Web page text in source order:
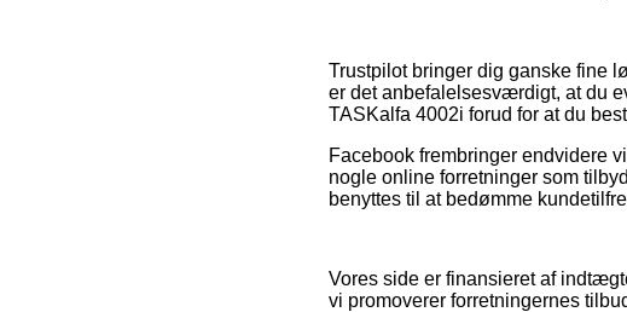
Trustpilot bringer dig ganske fine
er det anbefalelsesværdigt, at du
TASKalfa 4002i forud for at du
Facebook frembringer endvidere
nogle online forretninger som
benyttes til at bedømme
Vores side er finansieret af
vi promoverer forretningernes